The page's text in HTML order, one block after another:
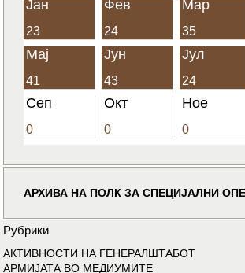
Јан
23
Фев
24
Мар
35
Мај
41
Јун
43
Јул
24
Сеп
0
Окт
0
Ное
0
АРХИВА НА ПОЛК ЗА СПЕЦИЈАЛНИ
Рубрики
АКТИВНОСТИ НА ГЕНЕРАЛШТАБОТ
АРМИЈАТА ВО МЕДИУМИТЕ